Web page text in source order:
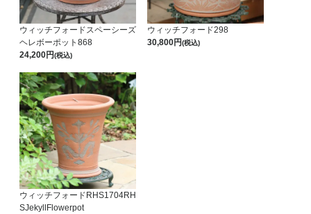
ウィッチフォードスペーシーズ
ヘレボーポット868
24,200
(税込)
ウィッチフォード298
30,800
(税込)
ウィッチフォードRHS1704RH
SJekyllFlowerpot